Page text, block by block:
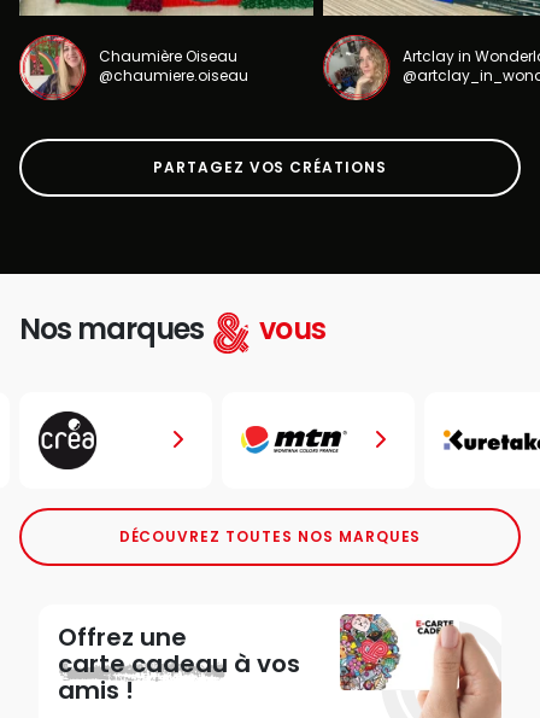
Chaumière Oiseau
@chaumiere.oiseau
Artclay in
PARTAGEZ VOS CRÉATIONS
Nos marques vous
DÉCOUVREZ TOUTES NOS MARQUES
Offrez une
carte cadeau à vos
amis !